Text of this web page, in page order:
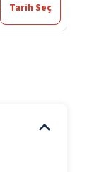
Tarih Seç